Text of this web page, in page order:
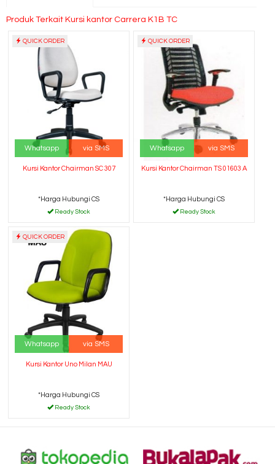
Produk Terkait Kursi kantor Carrera K1B TC
QUICK ORDER
Whatsapp via SMS
Kursi Kantor Chairman SC 307
*Harga Hubungi CS
Ready Stock
QUICK ORDER
Whatsapp via SMS
Kursi Kantor Chairman TS 01603 A
*Harga Hubungi CS
Ready Stock
QUICK ORDER
Whatsapp via SMS
Kursi Kantor Uno Milan MAU
*Harga Hubungi CS
Ready Stock